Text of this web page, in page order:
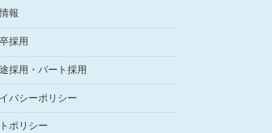
報
採用
採用・パート採用
バシーポリシー
ポリシー